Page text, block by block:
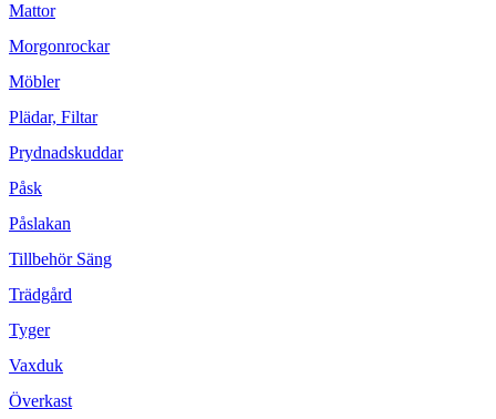
Mattor
Morgonrockar
Möbler
Plädar, Filtar
Prydnadskuddar
Påsk
Påslakan
Tillbehör Säng
Trädgård
Tyger
Vaxduk
Överkast